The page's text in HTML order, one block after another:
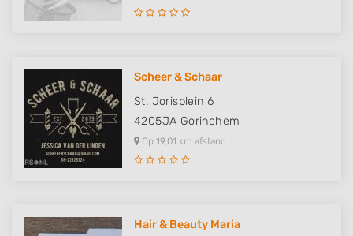
Scheer & Schaar
St. Jorisplein 6
4205JA Gorinchem
Op 19,01 km afstand
Hair & Beauty Maria
Use limited data to select advertising
Use profiles to select personalised
advertising
Create profiles to personalise content
Use profiles to select personalised content
Measure content performance